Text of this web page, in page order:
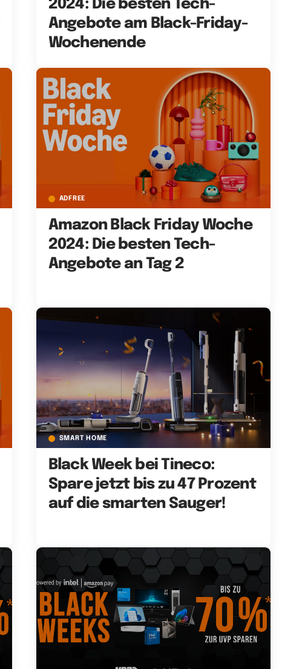
2024: Die besten Tech-
Angebote am Black-Friday-
Wochenende
ADFREE
Amazon Black Friday Woche
2024: Die besten Tech-
Angebote an Tag 2
SMART HOME
Black Week bei Tineco:
Spare jetzt bis zu 47 Prozent
auf die smarten Sauger!